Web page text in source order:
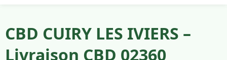
CBD CUIRY LES IVIERS –
Livraison CBD 02360